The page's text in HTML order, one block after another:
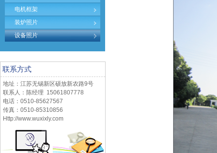
电机框架
装炉照片
设备照片
联系方式
地址：江苏无锡新区硕放新农路9号
联系人：陈经理 15061807778
电话：0510-85627567
传真：0510-85310856
Http://www.wuxixly.com